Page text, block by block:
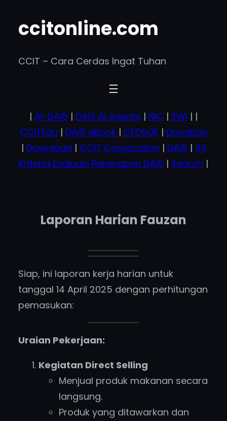
ccitonline.com
CCIT – Cara Cerdas Ingat Tuhan
| AI-DAI5 | DAI5 AI Agents | NIC | ZWI | |
CCITEdu | DAI5 eBook | CFDSOF | Donation
| Download | CCIT Corporation | DAI5 | 33
Kriteria Evaluasi Penerapan DAI5 | Search |
Laporan Harian Fauzan
Siap, ini laporan kerja harian untuk
tanggal 14 April 2025 dengan perhitungan
pemasukan:
Uraian Pekerjaan:
Kegiatan Direct Selling
Menjual produk makanan secara
langsung.
Produk yang ditawarkan dan